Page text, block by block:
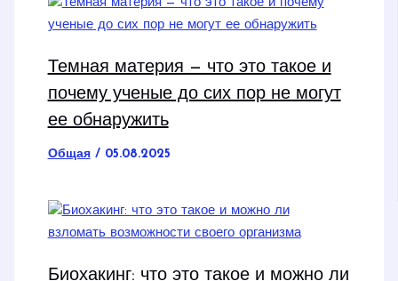
Темная материя — что это такое и
почему ученые до сих пор не могут
ее обнаружить
Общая/ 05.08.2025
Биохакинг: что это такое и можно ли